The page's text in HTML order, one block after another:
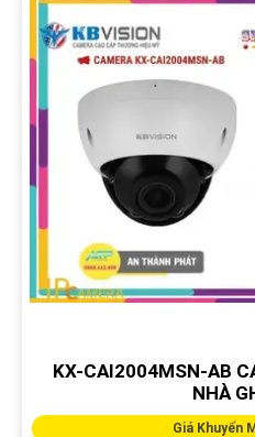
KX-CAI2004MSN-AB
NHÀ
Giá Khuyến